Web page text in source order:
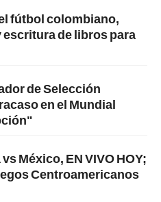
fútbol colombiano,
de libros para
de Selección
en el Mundial
México, EN VIVO HOY;
Centroamericanos